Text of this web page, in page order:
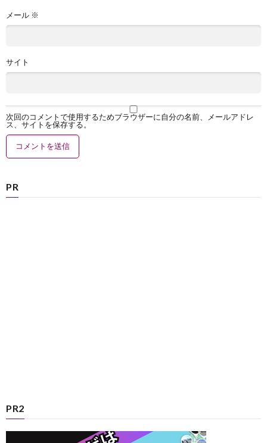
メール ※
サイト
次回のコメントで使用するためブラウザーに自分の名前、メールアドレ
ス、サイトを保存する。
PR
PR2